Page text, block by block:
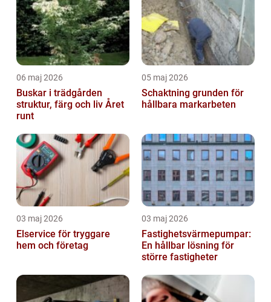
06 maj 2026
Buskar i trädgården
struktur, färg och liv Året
runt
05 maj 2026
Schaktning grunden för
hållbara markarbeten
03 maj 2026
Elservice för tryggare
hem och företag
03 maj 2026
Fastighetsvärmepumpar:
En hållbar lösning för
större fastigheter